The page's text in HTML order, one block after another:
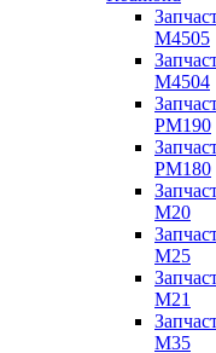
M4505
M4504
PM190
PM180
M20
M25
M21
M35